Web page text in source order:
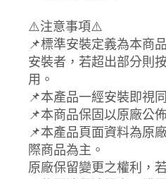
⚠️注意事項⚠️
📌標準安裝定義為本商
安裝者，若超出部分則
用。
📌本產品一經安裝即視
📌本商品保固以原廠公
📌本產品頁面資料為原
際商品為主。
原廠保留變更之權利，